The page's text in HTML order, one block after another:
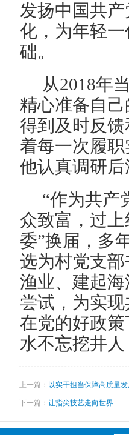
发扬中国共
化，为年轻
础。
从2018年
精心准备自
得到及时反
着每一次履
他认真调研
“作为共产
众致富，过
委”换届，多
选为村党支
渔业、建起
尝试，为实
在党的好政
水不忘挖井
上一篇： 以实干担当保障高质量
下一篇： 让指尖技艺走向世界